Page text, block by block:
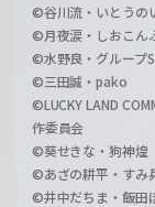
©谷川流・いとうの
©月夜涙・しおこん
©水野良・グループ
©三田誠・pako
©LUCKY LAND
作委員会
©葵せきな・狗神煌
©あざの耕平・すみ
©井中だちま・飯田